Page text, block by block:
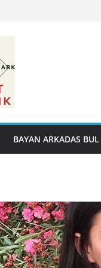
BAYAN ARKADAS BUL